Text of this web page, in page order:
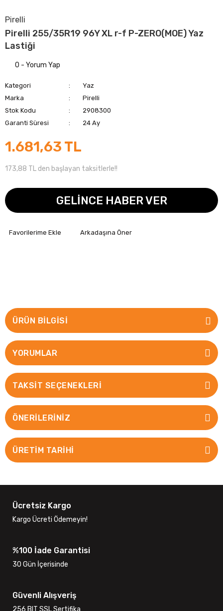
Pirelli
Pirelli 255/35R19 96Y XL r-f P-ZERO(MOE) Yaz
Lastiği
0 - Yorum Yap
Kategori
Yaz
Marka
Pirelli
Stok Kodu
2908300
Garanti Süresi
24 Ay
1.681,63 TL
173,88 TL den başlayan taksitlerle!!
GELİNCE HABER VER
Arkadaşına Öner
ÜRÜN BILGISI
YORUMLAR
TAKSIT SEÇENEKLERI
ÖNERILERINIZ
ÜRETİM TARİHİ
Ücretsiz Kargo
Kargo Ücreti Ödemeyin!
%100 İade Garantisi
30 Gün İçerisinde
Güvenli Alışveriş
256 BIT SSL Sertifika